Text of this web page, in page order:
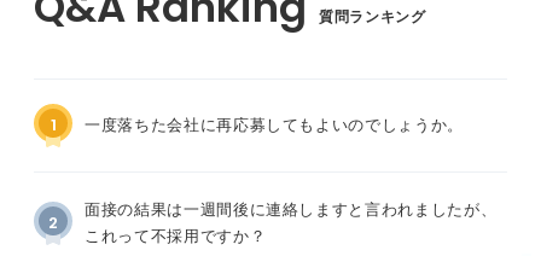
質問ランキング
1 一度落ちた会社に再応募してもよいのでしょうか。
2
面接の結果は一週間後に連絡しますと言われましたが、
これって不採用ですか？